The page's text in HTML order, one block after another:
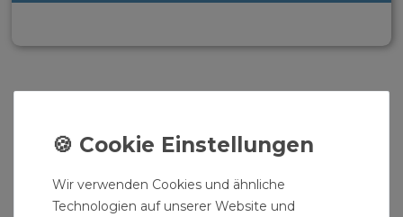
Wir verwenden Cookies und ähnliche
Technologien auf unserer Website und